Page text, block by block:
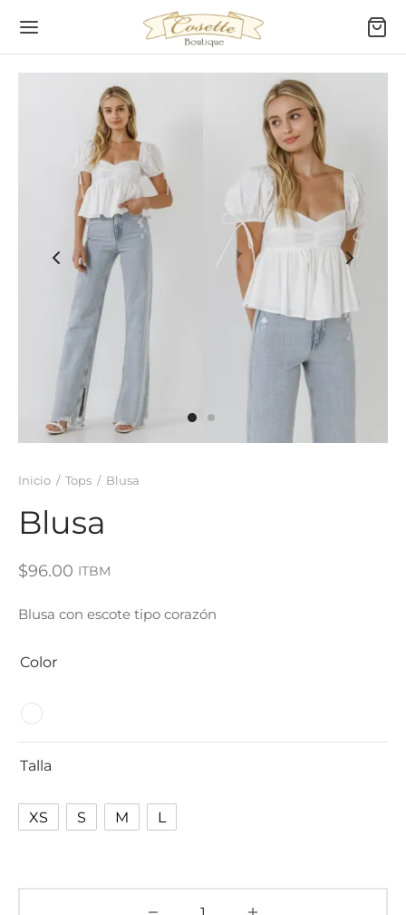
Inicio / Tops / Blusa
Blusa
$96.00 ITBM
Blusa con escote tipo corazón
Color
Talla
XS S M L